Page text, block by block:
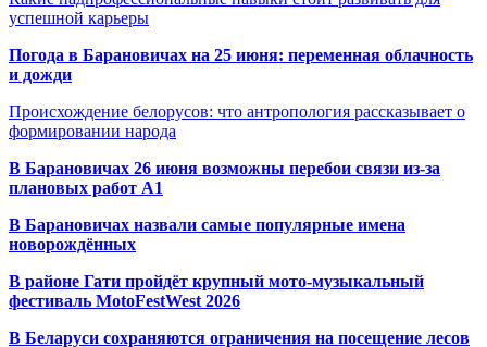
успешной карьеры
Погода в Барановичах на 25 июня: переменная облачность
и дожди
Происхождение белорусов: что антропология рассказывает о
формировании народа
В Барановичах 26 июня возможны перебои связи из-за
плановых работ A1
В Барановичах назвали самые популярные имена
новорождённых
В районе Гати пройдёт крупный мото-музыкальный
фестиваль MotoFestWest 2026
В Беларуси сохраняются ограничения на посещение лесов